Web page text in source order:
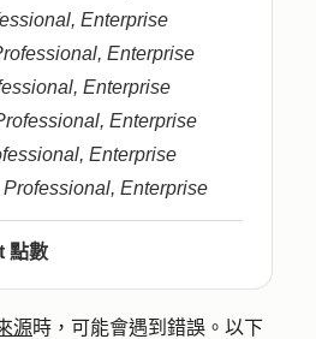
Enterprise
Enterprise
Enterprise
Enterprise
Enterprise
Professional, Enterprise
點數
源時，可能會遇到錯誤。以下